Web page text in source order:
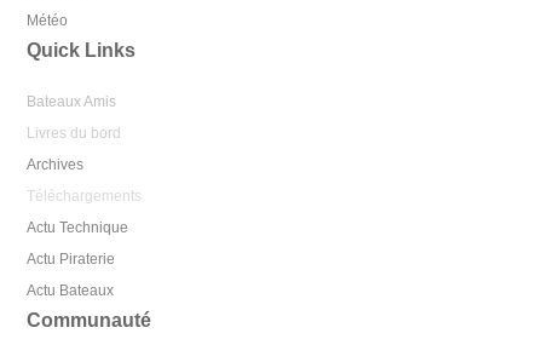
Météo
Quick Links
Bateaux Amis
Livres du bord
Archives
Téléchargements
Actu Technique
Actu Piraterie
Actu Bateaux
Communauté